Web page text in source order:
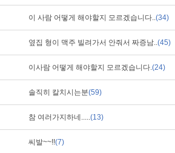
이 사람 어떻게 해야할지 모르겠습니다..(34)
옆집 형이 맥주 빌려가서 안줘서 짜증남..(45)
이사람 어떻게 해야할지 모르겠습니다.(24)
솔직히 칼치시는분(59)
참 여러가지하네.....(13)
씨발~~!!(7)